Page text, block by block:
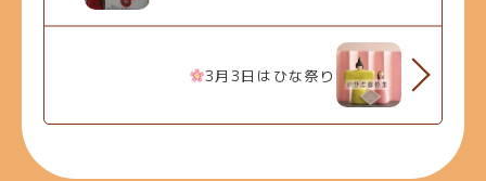
3月3日はひな祭り